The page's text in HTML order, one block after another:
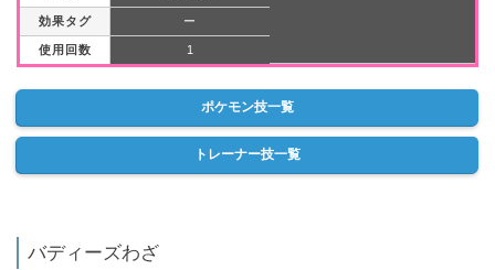
効果タグ ー
使用回数 1
ポケモン技一覧
トレーナー技一覧
バディーズわざ